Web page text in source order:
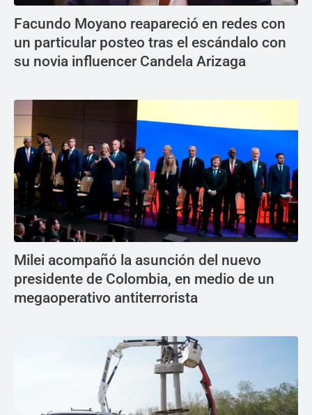
Facundo Moyano reapareció en redes con
un particular posteo tras el escándalo con
su novia influencer Candela Arizaga
Milei acompañó la asunción del nuevo
presidente de Colombia, en medio de un
megaoperativo antiterrorista